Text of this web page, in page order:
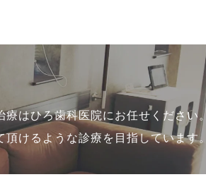
はひろ歯科医院にお任せください。
けるような診療を目指しています。